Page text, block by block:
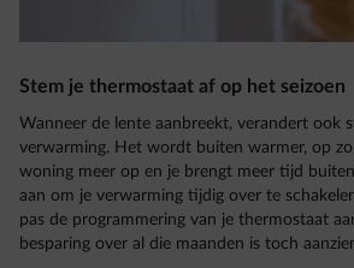
Stem je thermostaat af op het seizoen
Wanneer de lente aanbreekt, verandert ook
verwarming. Het wordt buiten warmer, op
woning meer op en je brengt meer tijd
aan om je verwarming tijdig over te
pas de programmering van je thermostaat
besparing over al die maanden is toch